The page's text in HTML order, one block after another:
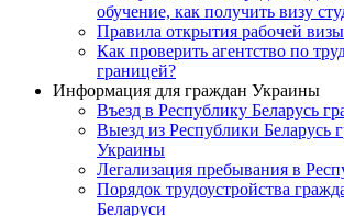
обучение, как получить визу
Правила открытия рабочей
Как проверить агентство по
границей?
Информация для граждан Украины
Въезд в Республику Беларусь
Выезд из Республики Беларусь
Украины
Легализация пребывания в
Порядок трудоустройства
Беларуси